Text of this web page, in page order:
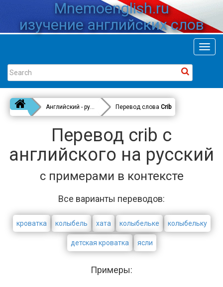
Mnemoenglish.ru
изучение английских слов
Английский - русский Перевод слова Crib
Перевод crib с
английского на русский
с примерами в контексте
Все варианты переводов:
кроватка колыбель хата колыбельке колыбельку
детская кроватка ясли
Примеры: